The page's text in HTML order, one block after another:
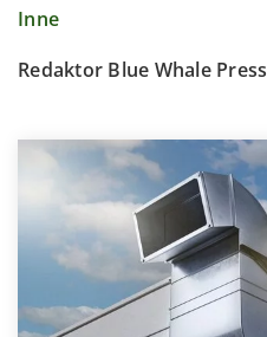
Inne
Redaktor Blue Whale Press